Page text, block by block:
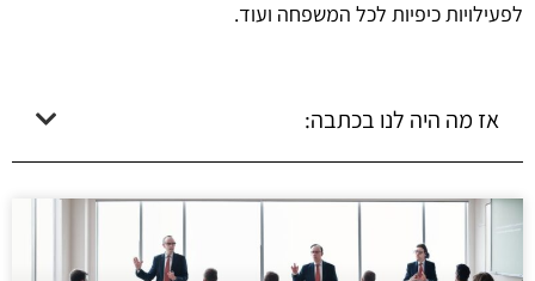
לפעילויות כיפיות לכל המשפחה ועוד.
אז מה היה לנו בכתבה: